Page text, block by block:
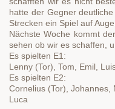
hatte der Gegner
Strecken ein Spiel auf
Nächste Woche kommt
sehen ob wir es schaffen,
Es spielten E1:
Lenny (Tor), Tom, Emil,
Es spielten E2:
Cornelius (Tor), Johannes,
Luca